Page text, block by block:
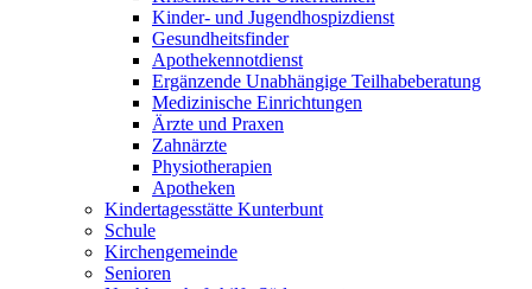
Kinder- und Jugendhospizdienst
Gesundheitsfinder
Apothekennotdienst
Ergänzende Unabhängige Teilhabeberatung
Medizinische Einrichtungen
Ärzte und Praxen
Zahnärzte
Physiotherapien
Apotheken
Kindertagesstätte Kunterbunt
Schule
Kirchengemeinde
Senioren